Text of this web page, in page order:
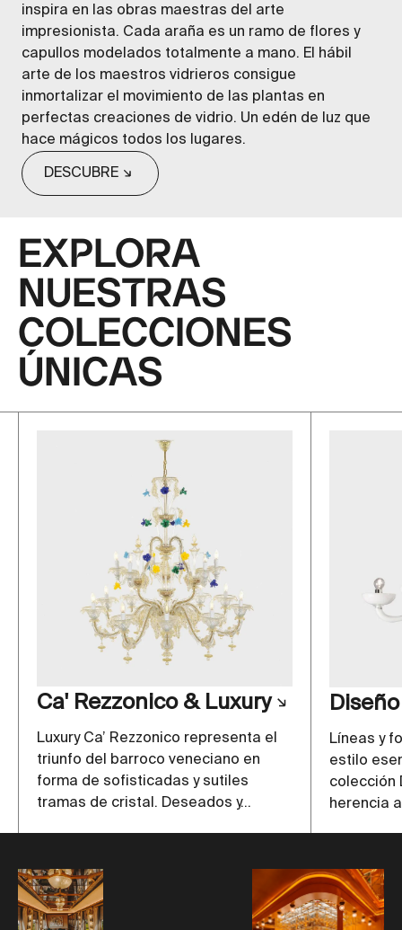
inspira en las obras maestras del arte
impresionista. Cada araña es un ramo de flores y
capullos modelados totalmente a mano. El hábil
arte de los maestros vidrieros consigue
inmortalizar el movimiento de las plantas en
perfectas creaciones de vidrio. Un edén de luz que
hace mágicos todos los lugares.
DESCUBRE
EXPLORA
NUESTRAS
COLECCIONES
ÚNICAS
Ca' Rezzonico & Luxury
Luxury Ca’ Rezzonico representa el
triunfo del barroco veneciano en
forma de sofisticadas y sutiles
tramas de cristal. Deseados y...
Líneas y
estilo
colección
herencia